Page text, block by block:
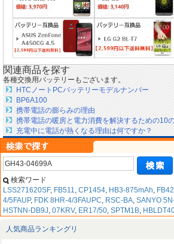
関連商品を探す
各種交換用バッテリーもございます。
HTCノートPCバッテリーモデルナンバー
BP6A100
携帯電話の膨らみの理由
携帯電話の暖房と電力消費を解決するための10
充電中に電話が熱くなる理由は何ですか？
検索ワード
LSS271620SF, FB511, CP1454, HB3-875mAh,
4/5FAUP, FDK 8HR-4/3FAUPC, RSC-BA, SANYO
HSTNN-DB9J, 07KRV, ER17/50, SPTM1B,
人気商品ランキングリ